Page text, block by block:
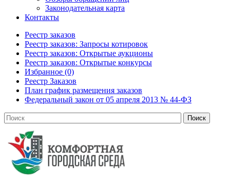
Законодательная карта
Контакты
Реестр заказов
Реестр заказов: Запросы котировок
Реестр заказов: Открытые аукционы
Реестр заказов: Открытые конкурсы
Избранное (0)
Реестр Заказов
План график размещения заказов
Федеральный закон от 05 апреля 2013 № 44-ФЗ